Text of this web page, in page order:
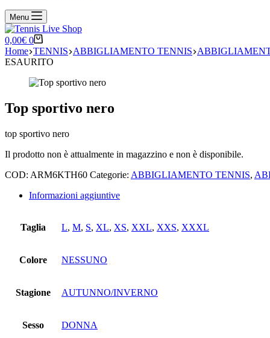
Menu
Carrello
0,00€ 0
Home TENNIS ABBIGLIAMENTO TENNIS
ESAURITO
Top sportivo nero
top sportivo nero
Il prodotto non è attualmente in magazzino e non è disponibile.
COD: ARM6KTH60 Categorie: ABBIGLIAMENTO TENNIS,
Informazioni aggiuntive
Taglia L, M, S, XL, XS, XXL, XXS, XXXL
Colore NESSUNO
Stagione AUTUNNO/INVERNO
Sesso DONNA